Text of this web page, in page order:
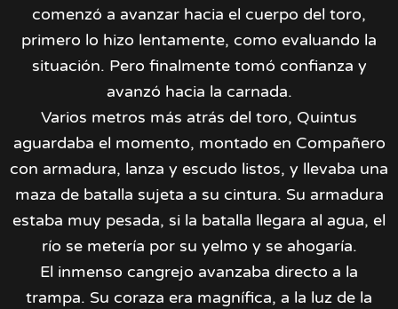
comenzó a avanzar hacia el cuerpo del toro,
primero lo hizo lentamente, como evaluando la
situación. Pero finalmente tomó confianza y
avanzó hacia la carnada.
Varios metros más atrás del toro, Quintus
aguardaba el momento, montado en Compañero
con armadura, lanza y escudo listos, y llevaba una
maza de batalla sujeta a su cintura. Su armadura
estaba muy pesada, si la batalla llegara al agua, el
río se metería por su yelmo y se ahogaría.
El inmenso cangrejo avanzaba directo a la
trampa. Su coraza era magnífica, a la luz de la